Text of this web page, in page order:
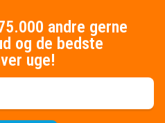
andre gerne
og de bedste
uge!